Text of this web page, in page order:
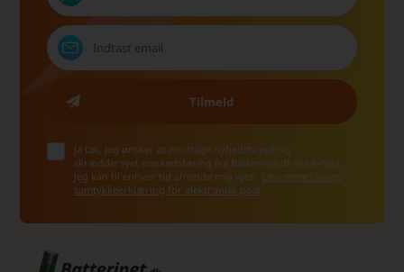
Ja tak, jeg ønsker at modtage nyhedsbreve og
skræddersyet markedsføring fra Batterinet.dk via e-mail.
Jeg kan til enhver tid afmelde mig igen. Læs mere i vores
samtykkeerklæring for elektronisk post